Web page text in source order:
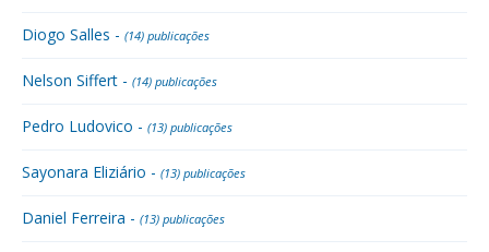
Diogo Salles - (14) publicações
Nelson Siffert - (14) publicações
Pedro Ludovico - (13) publicações
Sayonara Eliziário - (13) publicações
Daniel Ferreira - (13) publicações